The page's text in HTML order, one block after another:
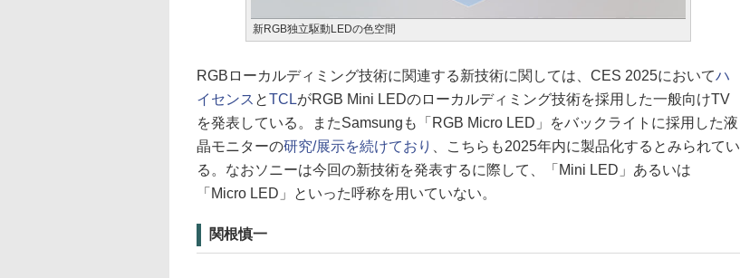
新RGB独立駆動LEDの色空間
RGBローカルディミング技術に関連する新技術に関しては、CES 2025においてハ
イセンス とTCLがRGB Mini LEDのローカルディミング技術を採用した一般向けTV
を発表している。またSamsungも「RGB Micro LED」をバックライトに採用した液
晶モニターの研究/展示を続けており
、こちらも2025年内に製品化するとみられてい
る。なおソニーは今回の新技術を発表するに際して、「Mini LED」あるいは
「Micro LED」といった呼称を用いていない。
関根慎一